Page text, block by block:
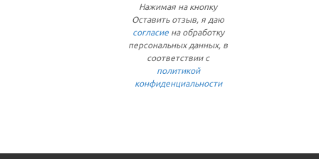
Нажимая на кнопку
Оставить отзыв, я даю
согласиена обработку
персональных данных, в
соответствии с
политикой
конфиденциальности